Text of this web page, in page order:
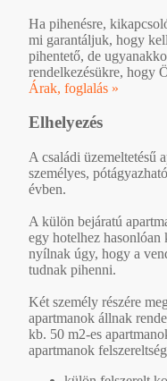
Ha pihenésre,
mi garantáljuk, hogy
pihentető, de
rendelkezésükre, hogy
Árak, foglalás »
Elhelyezés
A családi üzemeltetésű
személyes,
évben.
A külön bejáratú
egy hotelhez
nyílnak úgy, hogy a
tudnak pihenni.
Két személy részére
apartmanok állnak
kb. 50 m2-es
apartmanok